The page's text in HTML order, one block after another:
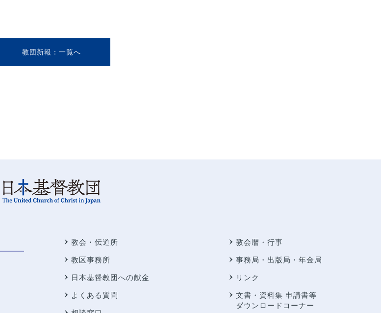
教団新報
教会・伝道所
教区事務所
日本基督教団への献金
よくある質問
教会暦・行事
事務局・出版局・年金局
リンク
文書・資料集 申請書等
ダウンロードコーナー